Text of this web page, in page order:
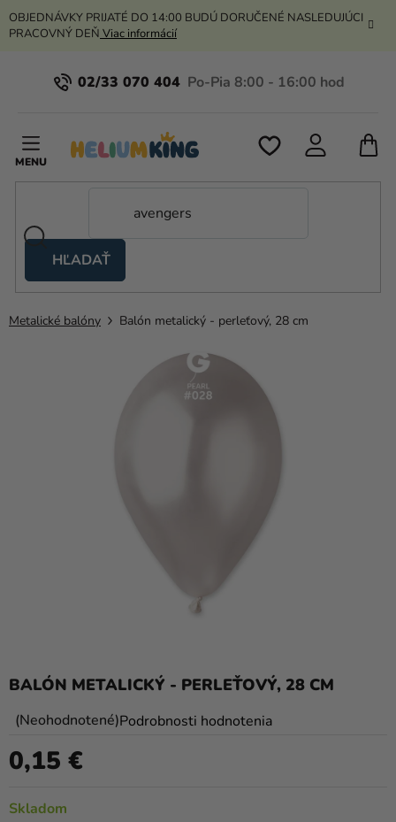
Prejsť
na
OBJEDNÁVKY PRIJATÉ DO 14:00 BUDÚ DORUČENÉ NASLEDUJÚCI
PRACOVNÝ DEŇ Viac informácií
02/33 070 404
HĽADAŤ
stany
Kanekalon
Oblečenie
Darčeky
a merch
Metalické balóny Balón metalický - perleťový, 28 cm
BALÓN METALICKÝ - PERLEŤOVÝ, 28 CM
Priemerné
produktu
0,0
NeohodnotenéPodrobnosti hodnotenia
Skladom
0,15 €